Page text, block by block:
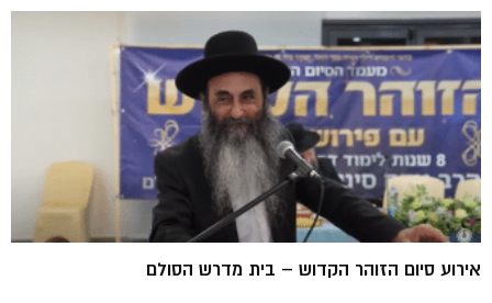
אירוע סיום הזוהר הקדוש – בית מדרש הסולם